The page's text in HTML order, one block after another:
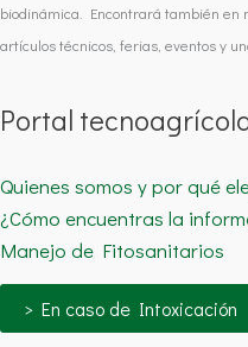
biodinámica. Encontrará también en
artículos técnicos, ferias, eventos y
Portal
Quienes somos y por qué
¿Cómo encuentras la
Manejo de Fitosanitarios
> En caso de Intoxicación